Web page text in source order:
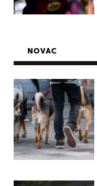
NOVAC